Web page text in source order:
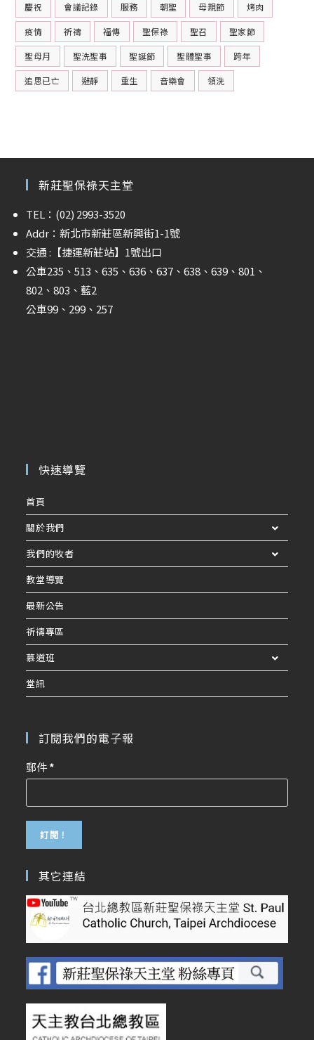
慶祝 會議記錄 服務 朝聖 母親節 烤肉
疫情 祈禱 福傳 聖保祿 聖召 聖家節
聖母月 聖洗聖事 聖誕節 聖體聖事 跨年
追思已亡 避靜 重生 音樂會 領洗
新莊聖保祿天主堂
TEL：(02) 2993-3520
Addr：新北市新莊區新興街1-1號
交通 : 【捷運新莊站】 1號出口
公車235、513、635、636、637、638、639、801、
802、803、藍2
公車99、299、257
快速導覽
首頁
關於我們
我們的牧者
教堂導覽
最新公告
祈禱專區
慕道班
堂訊
訂閱我們的電子報
郵件*
其它連結